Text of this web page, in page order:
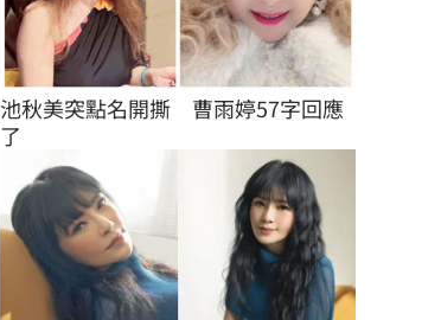
池秋美突點名開撕　曹雨婷57字回應
了